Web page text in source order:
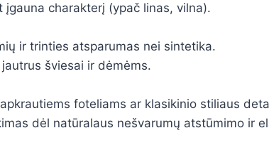
įgauna charakterį (ypač linas, vilna).
ir trinties atsparumas nei sintetika.
šviesai ir dėmėms.
foteliams ar klasikinio stiliaus
dėl natūralaus nešvarumų atstūmimo ir